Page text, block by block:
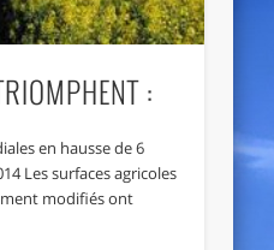
:
en hausse de 6
Les surfaces agricoles
modifiés ont